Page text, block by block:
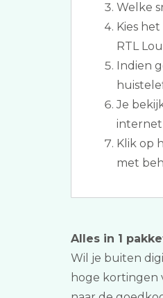
Welke
Kies
RTL
Indien
Je
internet
Klik op
met
Alles in 1
Wil je buiten
hoge kortingen